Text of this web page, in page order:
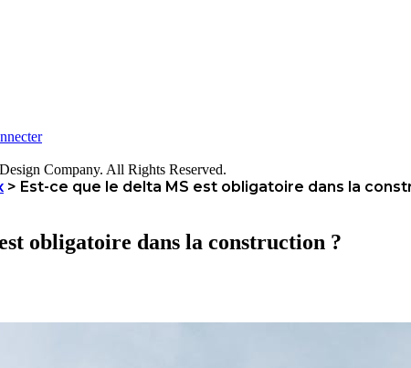
Company. All Rights Reserved.
> Est-ce que le delta MS est obligatoire dans la
obligatoire dans la construction ?